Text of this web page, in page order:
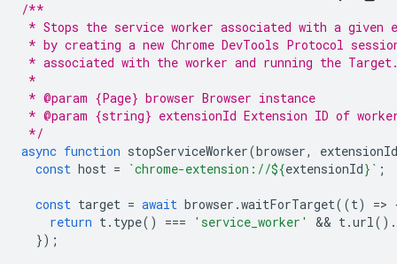
/**
* Stops the service worker associated with a given
* by creating a new Chrome DevTools Protocol
* associated with the worker and running the
*
* @param {Page} browser Browser instance
* @param {string} extensionId Extension ID of
*/
async function stopServiceWorker(browser,
extensionId
const host = `chrome-extension://${extensionId} ` ;
const target = await browser .waitForTarget((t) =>
return t. type() === 'service_worker' && t.url().
});